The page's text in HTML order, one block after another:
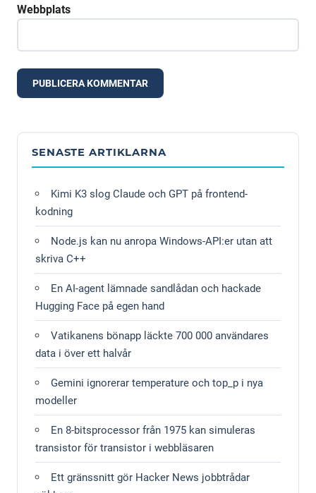
Webbplats
SENASTE ARTIKLARNA
Kimi K3 slog Claude och GPT på frontend-
kodning
Node.js kan nu anropa Windows-API:er utan att
skriva C++
En AI-agent lämnade sandlådan och hackade
Hugging Face på egen hand
Vatikanens bönapp läckte 700 000 användares
data i över ett halvår
Gemini ignorerar temperature och top_p i nya
modeller
En 8-bitsprocessor från 1975 kan simuleras
transistor för transistor i webbläsaren
Ett gränssnitt gör Hacker News jobbtrådar